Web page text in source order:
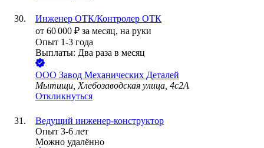
Инженер ОТК/Контролер ОТК
от 60 000 ₽ за месяц, на руки
Опыт 1-3 года
Выплаты: Два раза в месяц
ООО Завод Механических Деталей
Мытищи, Хлебозаводская улица, 4с2А
Откликнуться
Ведущий инженер-конструктор
Опыт 3-6 лет
Можно удалённо